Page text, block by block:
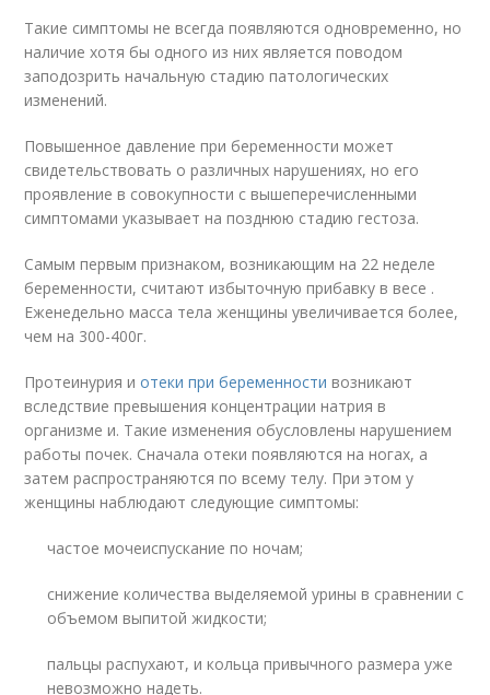
Такие симптомы не всегда появляются одновременно, но
наличие хотя бы одного из них является поводом
заподозрить начальную стадию патологических
изменений.
Повышенное давление при беременности может
свидетельствовать о различных нарушениях, но его
проявление в совокупности с вышеперечисленными
симптомами указывает на позднюю стадию гестоза.
Самым первым признаком, возникающим на 22 неделе
беременности, считают избыточную прибавку в весе .
Еженедельно масса тела женщины увеличивается более,
чем на 300-400г.
Протеинурия иотеки при беременности возникают
вследствие превышения концентрации натрия в
организме и. Такие изменения обусловлены нарушением
работы почек. Сначала отеки появляются на ногах, а
затем распространяются по всему телу. При этом у
женщины наблюдают следующие симптомы:
частое мочеиспускание по ночам;
снижение количества выделяемой урины в сравнении с
объемом выпитой жидкости;
пальцы распухают, и кольца привычного размера уже
невозможно надеть.